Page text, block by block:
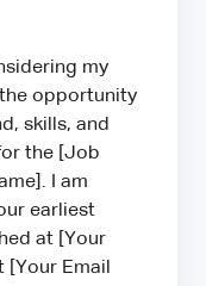
my
opportunity
skills, and
the [Job
I am
earliest
at [Your
[Your Email